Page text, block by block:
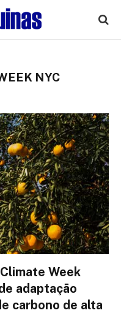
NYC
Week
adaptação
carbono de alta